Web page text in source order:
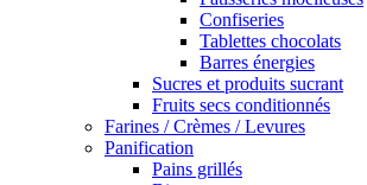
Confiseries
Tablettes chocolats
Barres énergies
Sucres et produits sucrant
Fruits secs conditionnés
Farines / Crèmes / Levures
Panification
Pains grillés